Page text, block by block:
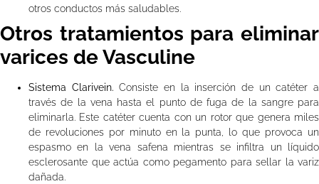
otros conductos más saludables.
Otros tratamientos para eliminar
varices de Vasculine
Sistema Clarivein. Consiste en la inserción de un catéter a
través de la vena hasta el punto de fuga de la sangre para
eliminarla. Este catéter cuenta con un rotor que genera miles
de revoluciones por minuto en la punta, lo que provoca un
espasmo en la vena safena mientras se infiltra un líquido
esclerosante que actúa como pegamento para sellar la variz
dañada.